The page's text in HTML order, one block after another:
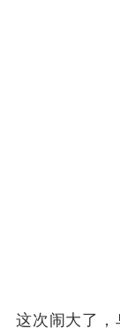
这次闹大了